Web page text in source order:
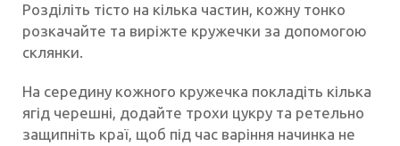
Розділіть тісто на кілька частин, кожну тонко
розкачайте та виріжте кружечки за допомогою
склянки.
На середину кожного кружечка покладіть кілька
ягід черешні, додайте трохи цукру та ретельно
защипніть краї, щоб під час варіння начинка не